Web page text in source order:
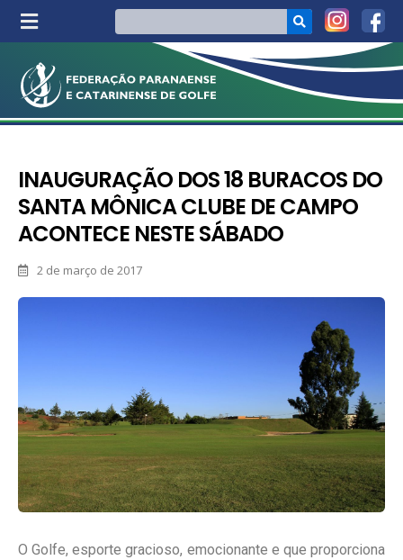
INAUGURAÇÃO DOS 18 BURACOS DO
SANTA MÔNICA CLUBE DE CAMPO
ACONTECE NESTE SÁBADO
2 de março de 2017
O Golfe, esporte gracioso, emocionante e que proporciona